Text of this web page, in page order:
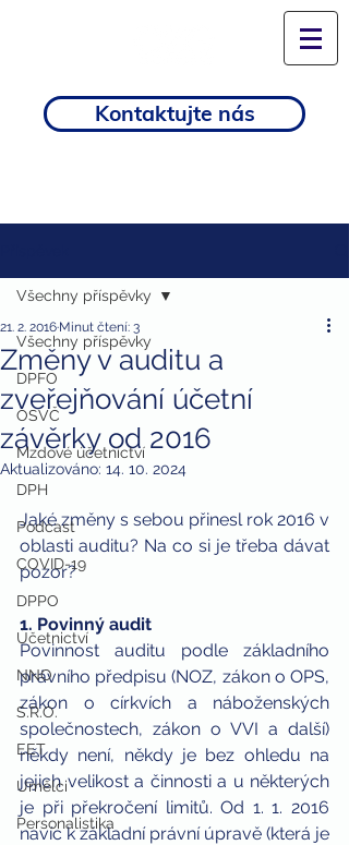
Kontaktujte nás
Všechny příspěvky
DPFO
OSVČ
Mzdové účetnictví
DPH
Podcast
COVID-19
DPPO
Účetnictví
NNO
S.R.O.
EET
Umělci
Personalistika
Všechny příspěvky
Změny v auditu a
zveřejňování účetní
závěrky od 2016
21. 2. 2016 Minut čtení: 3
Aktualizováno: 14. 10. 2024
Jaké změny s sebou přinesl rok 2016 v
oblasti auditu? Na co si je třeba dávat
pozor?
1. Povinný audit
Povinnost auditu podle základního
právního předpisu (NOZ, zákon o OPS,
zákon o církvích a náboženských
společnostech, zákon o VVI a další)
někdy není, někdy je bez ohledu na
jejich velikost a činnosti a u některých
je při překročení limitů. Od 1. 1. 2016
navíc k základní právní úpravě (která je